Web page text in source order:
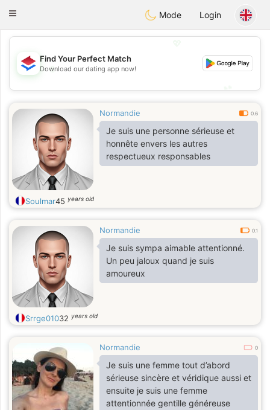
Nederland Chat
Toggle
Mode Login
💖
💕
Find Your Perfect Match
Download our dating app now!
Normandie 0.6
Je suis une personne sérieuse et
honnête envers les autres
respectueux responsables
Soulmar45 years old
Normandie 0.1
Je suis sympa aimable attentionné.
Un peu jaloux quand je suis
amoureux
Srrge01032 years old
Normandie 0
Je suis une femme tout d’abord
sérieuse sincère et véridique aussi et
ensuite je suis une femme
attentionnée gentille généreuse